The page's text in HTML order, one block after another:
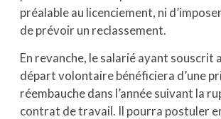
préalable au licenciement, ni
de prévoir un reclassement.
En revanche, le salarié ayant souscrit
départ volontaire bénéficiera d’une
réembauche dans l’année suivant la
contrat de travail. Il pourra postuler